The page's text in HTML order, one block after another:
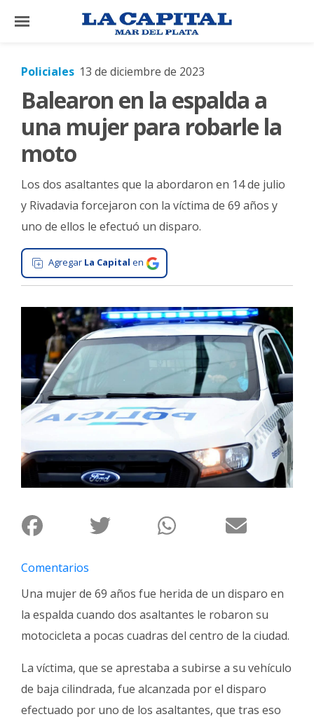
×
El
Mundo
La
Zona
Cultura
Tecnología
Gastronomía
Salud
Interés
General
La
Ciudad
Deportes
y
Espectáculos
Cartelera
de
Clasificados
Fúnebres
Policiales 13 de diciembre de 2023
Balearon en la espalda a
una mujer para robarle la
moto
Los dos asaltantes que la abordaron en 14 de julio
y Rivadavia forcejaron con la víctima de 69 años y
uno de ellos le efectuó un disparo.
Agregar La Capital en
Comentarios
Una mujer de 69 años fue herida de un disparo en
la espalda cuando dos asaltantes le robaron su
motocicleta a pocas cuadras del centro de la ciudad.
La víctima, que se aprestaba a subirse a su vehículo
de baja cilindrada, fue alcanzada por el disparo
efectuado por uno de los asaltantes, que tras eso